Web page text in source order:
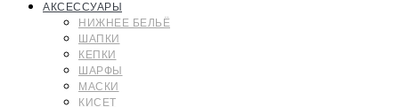
АКСЕССУАРЫ
НИЖНЕЕ БЕЛЬЁ
ШАПКИ
КЕПКИ
ШАРФЫ
МАСКИ
КИСЕТ